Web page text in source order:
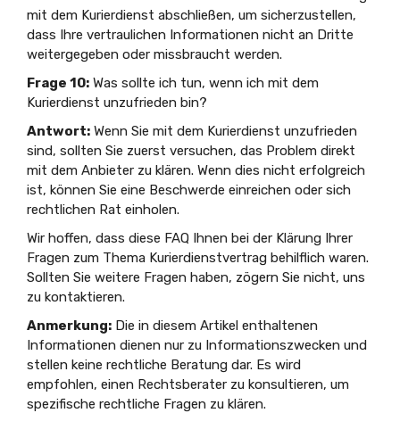
mit dem Kurierdienst abschließen, um sicherzustellen,
dass Ihre vertraulichen Informationen nicht an Dritte
weitergegeben oder missbraucht werden.
Frage 10: Was sollte ich tun, wenn ich mit dem
Kurierdienst unzufrieden bin?
Antwort: Wenn Sie mit dem Kurierdienst unzufrieden
sind, sollten Sie zuerst versuchen, das Problem direkt
mit dem Anbieter zu klären. Wenn dies nicht erfolgreich
ist, können Sie eine Beschwerde einreichen oder sich
rechtlichen Rat einholen.
Wir hoffen, dass diese FAQ Ihnen bei der Klärung Ihrer
Fragen zum Thema Kurierdienstvertrag behilflich waren.
Sollten Sie weitere Fragen haben, zögern Sie nicht, uns
zu kontaktieren.
Anmerkung: Die in diesem Artikel enthaltenen
Informationen dienen nur zu Informationszwecken und
stellen keine rechtliche Beratung dar. Es wird
empfohlen, einen Rechtsberater zu konsultieren, um
spezifische rechtliche Fragen zu klären.